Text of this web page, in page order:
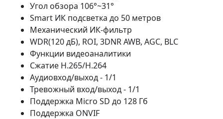
Угол обзора 106°~31°
Smart ИК подсветка до 50 метров
Механический ИК-фильтр
WDR(120 дБ), ROI, 3DNR AWB, AGC, BLC
Функции видеоаналитики
Сжатие H.265/H.264
Аудиовход/выход - 1/1
Тревожный вход/выход - 1/1
Поддержка Micro SD до 128 Гб
Поддержка ONVIF